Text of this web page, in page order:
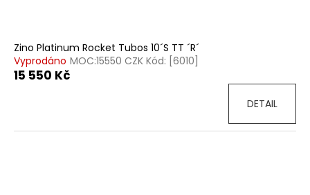
Zino Platinum Rocket Tubos 10´S TT ´R´
Vyprodáno MOC:15550 CZK Kód: [6010]
15 550 Kč
DETAIL